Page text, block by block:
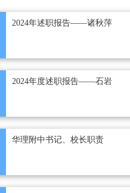
2024年述职报告——诸秋萍
2024年度述职报告——石岩
华理附中书记、校长职责